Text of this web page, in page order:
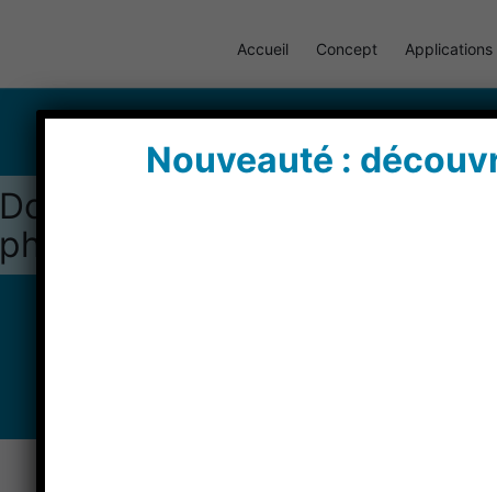
Douleur et soin support au
photobiomodulation
Accueil Concept Applications
Nouveauté :